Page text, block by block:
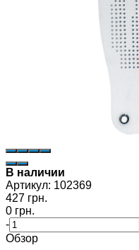
В наличии
Артикул: 102369
427 грн.
0 грн.
-
Обзор